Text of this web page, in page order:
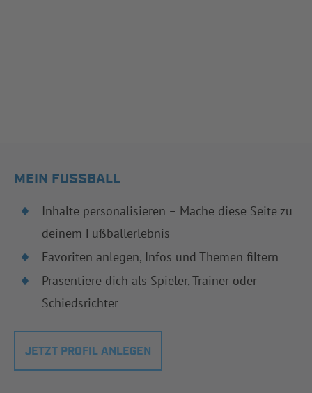
MEIN FUSSBALL
Inhalte personalisieren – Mache diese Seite zu
deinem Fußballerlebnis
Favoriten anlegen, Infos und Themen filtern
Präsentiere dich als Spieler, Trainer oder
Schiedsrichter
JETZT PROFIL ANLEGEN